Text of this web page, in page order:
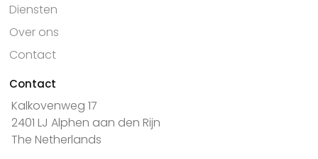
Diensten
Over ons
Contact
Contact
Kalkovenweg 17
2401 LJ Alphen aan den Rijn
The Netherlands